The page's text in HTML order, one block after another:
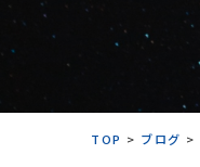
TOP > ブログ >